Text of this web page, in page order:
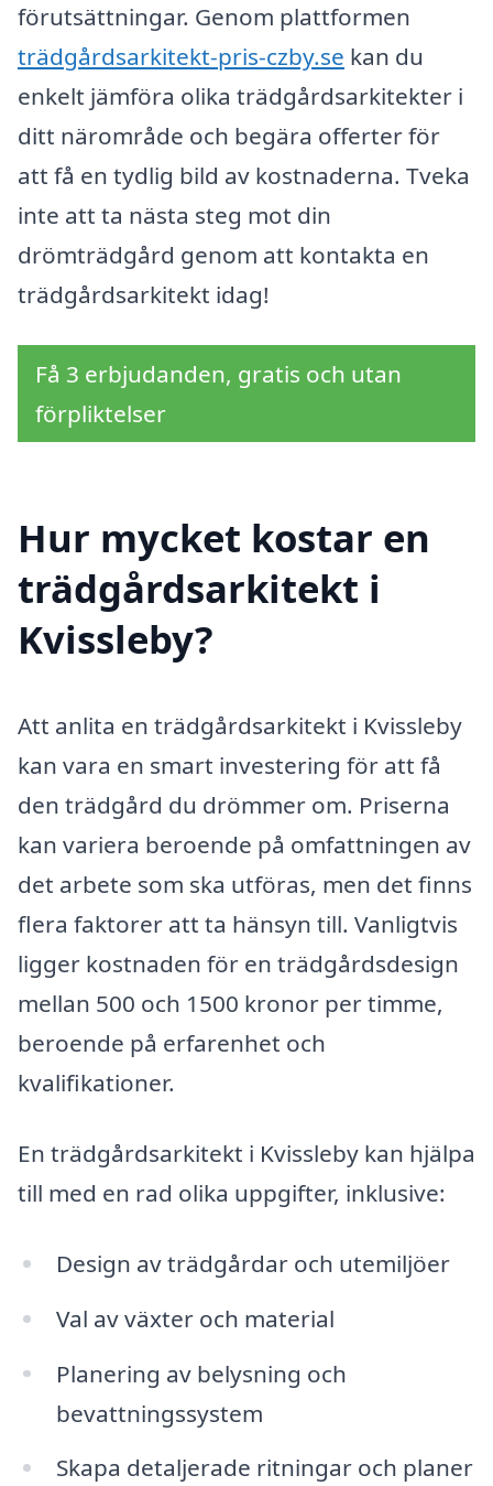
förutsättningar. Genom plattformen
trädgårdsarkitekt-pris-czby.se kan du
enkelt jämföra olika trädgårdsarkitekter i
ditt närområde och begära offerter för
att få en tydlig bild av kostnaderna. Tveka
inte att ta nästa steg mot din
drömträdgård genom att kontakta en
trädgårdsarkitekt idag!
Få 3 erbjudanden, gratis och utan
förpliktelser
Hur mycket kostar en
trädgårdsarkitekt i
Kvissleby?
Att anlita en trädgårdsarkitekt i Kvissleby
kan vara en smart investering för att få
den trädgård du drömmer om. Priserna
kan variera beroende på omfattningen av
det arbete som ska utföras, men det finns
flera faktorer att ta hänsyn till. Vanligtvis
ligger kostnaden för en trädgårdsdesign
mellan 500 och 1500 kronor per timme,
beroende på erfarenhet och
kvalifikationer.
En trädgårdsarkitekt i Kvissleby kan hjälpa
till med en rad olika uppgifter, inklusive:
Design av trädgårdar och utemiljöer
Val av växter och material
Planering av belysning och
bevattningssystem
Skapa detaljerade ritningar och planer